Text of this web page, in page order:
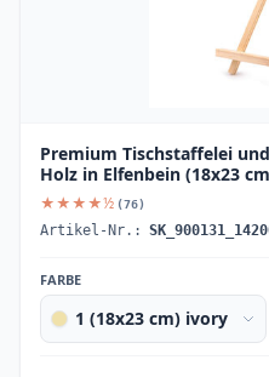
Premium Tischstaffelei
Holz in Elfenbein (18x23
★★★★½ (76)
Artikel-Nr.:
FARBE
1 (18x23 cm) ivory